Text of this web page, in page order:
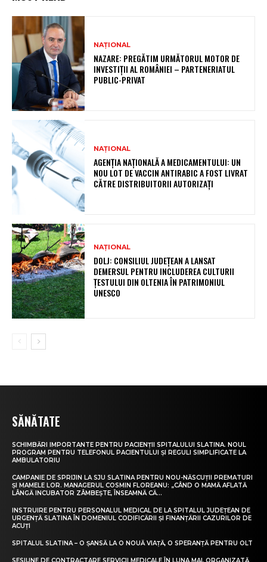
NAȚIONAL
NAZARE: PREGĂTIM URMĂTORUL MOTOR DE
INVESTIȚII AL ROMÂNIEI – PARTENERIATUL
PUBLIC-PRIVAT
NAȚIONAL
AGENȚIA NAȚIONALĂ A MEDICAMENTULUI: UN
NOU LOT DE VACCIN ANTIRABIC A FOST LIVRAT
CĂTRE DISTRIBUITORII AUTORIZAȚI
NAȚIONAL
DOLJ: CONSILIUL JUDEȚEAN A LANSAT
DEMERSUL PENTRU INCLUDEREA CULTURII
ȚESTULUI DIN OLTENIA ÎN PATRIMONIUL
UNESCO
SĂNĂTATE
SCHIMBĂRI IMPORTANTE PENTRU PACIENȚII SPITALULUI SLATINA. NOUL
PROGRAM PENTRU TELEFONUL PACIENTULUI ȘI REGULI SIMPLIFICATE LA
AMBULATORIU
CAMPANIE DE SPRIJIN LA SJU SLATINA PENTRU NOU-NĂSCUȚII PREMATURI
ȘI MAMELE LOR. MANAGERUL COSMIN FLOREANU: „CÂND O MAMĂ AFLATĂ
LÂNGĂ INCUBATOR ZÂMBEȘTE, ÎNSEAMNĂ CĂ...
INSTRUIRE PENTRU PERSONALUL MEDICAL DE LA SPITALUL JUDEȚEAN DE
URGENȚĂ SLATINA ÎN DOMENIUL CODIFICĂRII ȘI FINANȚĂRII CAZURILOR DE
ACUȚI
SPITALUL SLATINA – O ȘANSĂ LA O NOUĂ VIAȚĂ, O SPERANȚĂ PENTRU OLT